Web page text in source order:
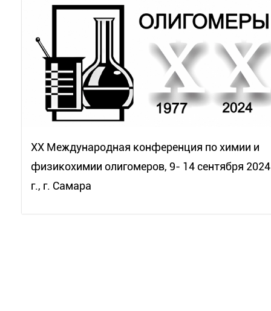
XX Международная конференция по химии и
физикохимии олигомеров, 9- 14 сентября 2024
г., г. Самара